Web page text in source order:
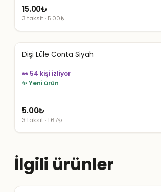
15.00₺
3 taksit · 5.00₺
Dişi Lüle Conta Siyah
👀 54 kişi izliyor
✨ Yeni ürün
5.00₺
3 taksit · 1.67₺
İlgili ürünler